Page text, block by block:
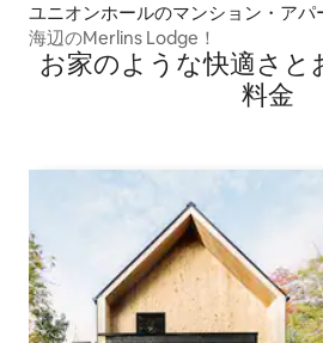
ユニオンホールのマンション・アパ
海辺のMerlins Lodge！
お家のような快⁠適⁠さ⁠と
料⁠金